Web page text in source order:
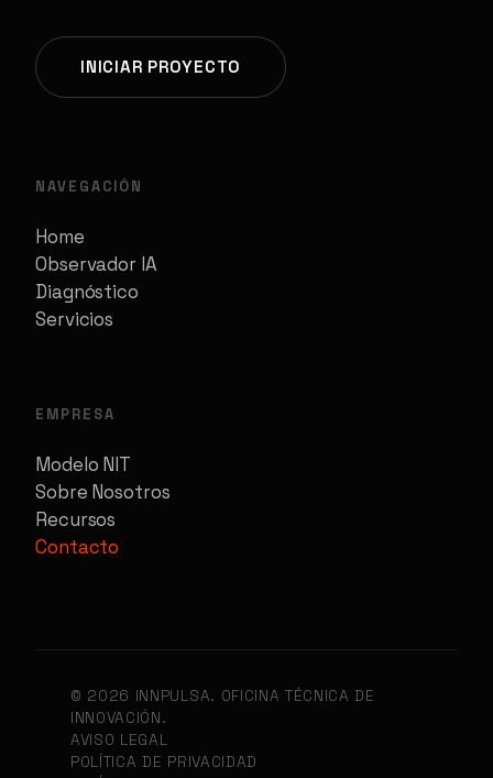
INICIAR PROYECTO
NAVEGACIÓN
Home
Observador IA
Diagnóstico
Servicios
EMPRESA
Modelo NIT
Sobre Nosotros
Recursos
Contacto
© 2026 INNPULSA. OFICINA TÉCNICA DE
INNOVACIÓN.
AVISO LEGAL
POLÍTICA DE PRIVACIDAD